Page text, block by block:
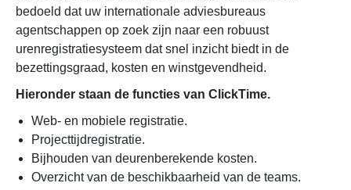
bedoeld dat uw internationale adviesbureaus
agentschappen op zoek zijn naar een robuust
urenregistratiesysteem dat snel inzicht biedt in de
bezettingsgraad, kosten en winstgevendheid.
Hieronder staan ​​de functies van ClickTime.
Web- en mobiele registratie.
Projecttijdregistratie.
Bijhouden van deurenberekende kosten.
Overzicht van de beschikbaarheid van de teams.